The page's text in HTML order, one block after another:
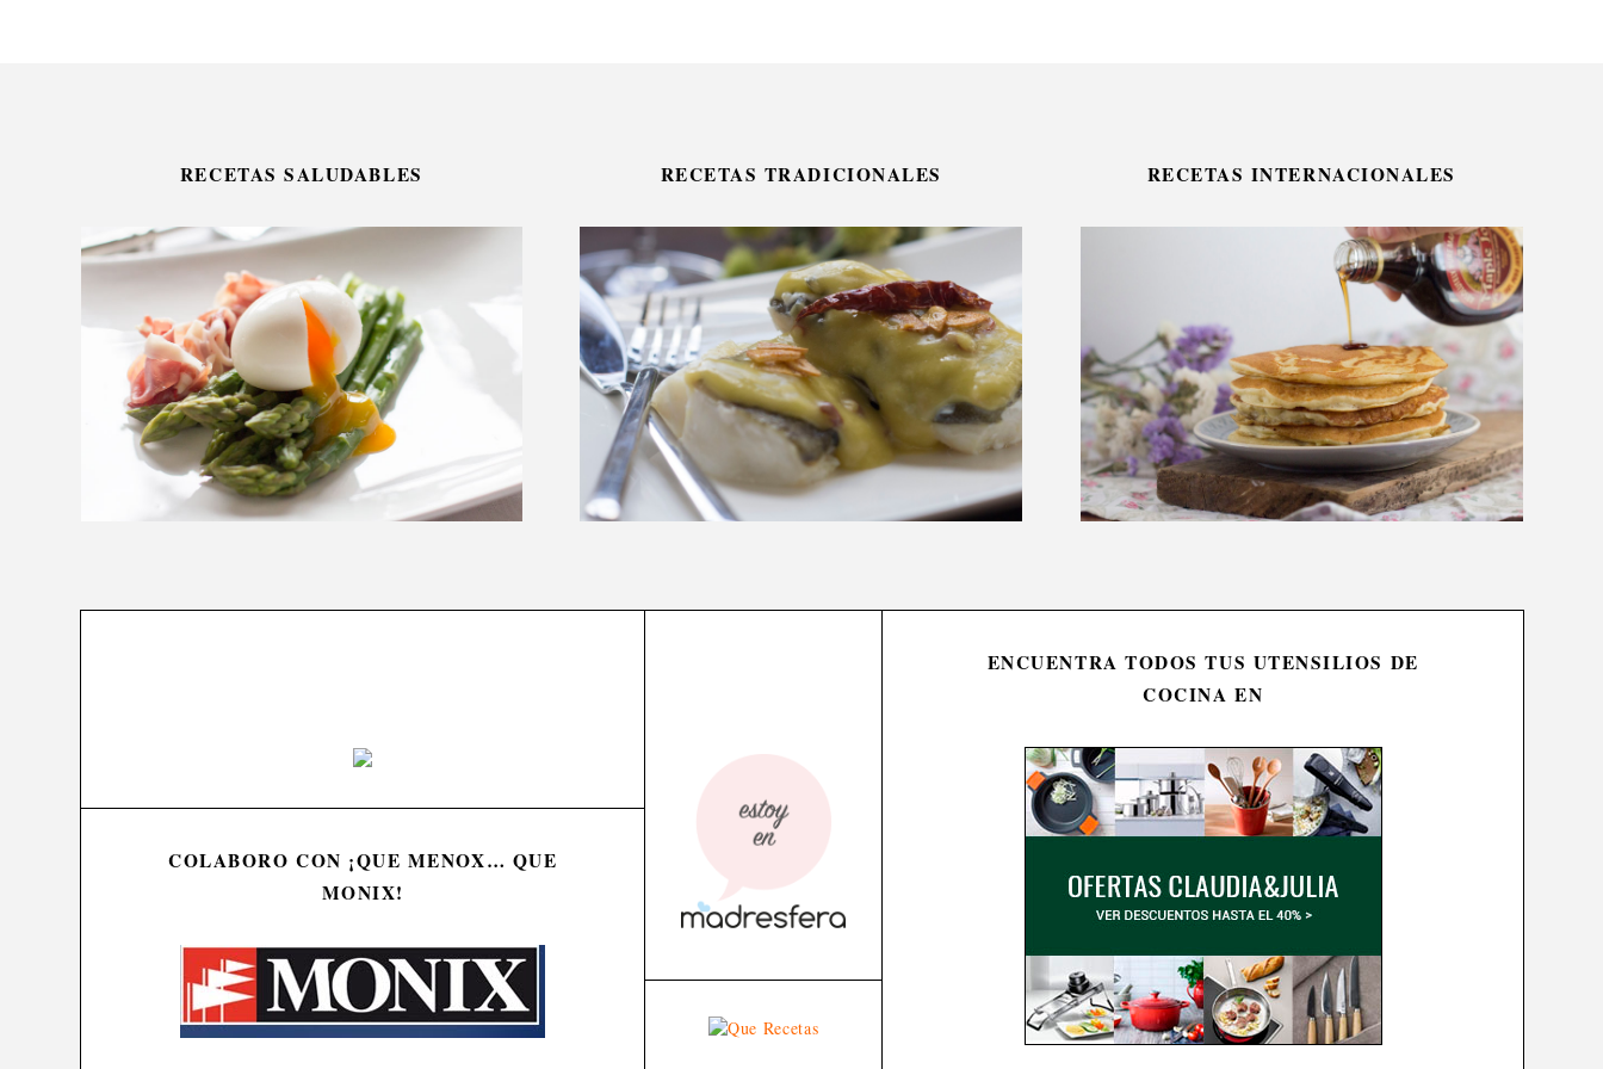
RECETAS SALUDABLES RECETAS TRADICIONALES RECETAS INTERNACIONALES
COLABORO CON ¡QUE MENOX… QUE
MONIX!
ENCUENTRA TODOS TUS UTENSILIOS DE
COCINA EN